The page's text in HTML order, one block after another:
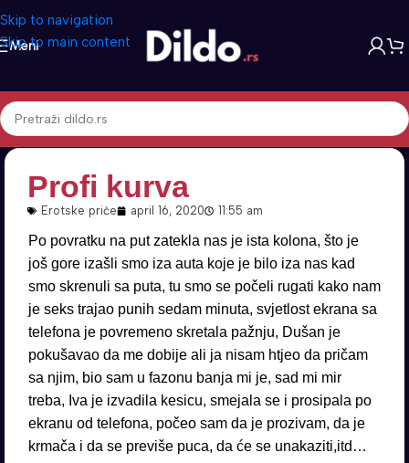
Skip to navigation
Skip to main content
Meni
Profi kurva
Erotske priče april 16, 2020 11:55 am
Po povratku na put zatekla nas je ista kolona, što je
još gore izašli smo iza auta koje je bilo iza nas kad
smo skrenuli sa puta, tu smo se počeli rugati kako nam
je seks trajao punih sedam minuta, svjetlost ekrana sa
telefona je povremeno skretala pažnju, Dušan je
pokušavao da me dobije ali ja nisam htjeo da pričam
sa njim, bio sam u fazonu banja mi je, sad mi mir
treba, Iva je izvadila kesicu, smejala se i prosipala po
ekranu od telefona, počeo sam da je prozivam, da je
krmača i da se previše puca, da će se unakaziti,itd…